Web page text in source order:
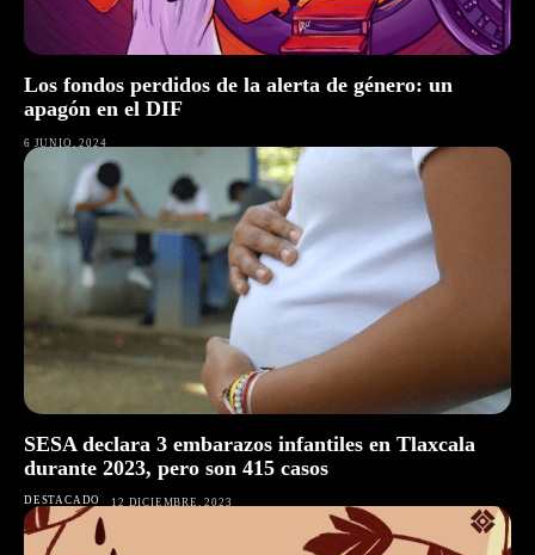
Los fondos perdidos de la alerta de género: un
apagón en el DIF
6 JUNIO, 2024
SESA declara 3 embarazos infantiles en Tlaxcala
durante 2023, pero son 415 casos
DESTACADO 12 DICIEMBRE, 2023